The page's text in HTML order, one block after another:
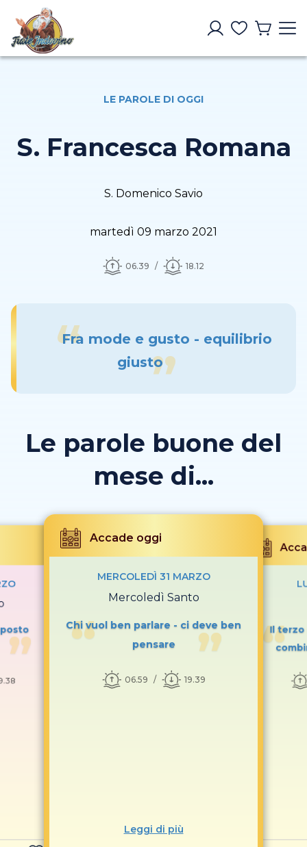
LE PAROLE DI OGGI
S. Francesca Romana
S. Domenico Savio
martedì 09 marzo 2021
06.39 18.12
Fra mode e gusto - equilibrio
giusto
Le parole buone del
mese di...
Accade oggi
MERCOLEDÌ 31 MARZO
Mercoledì Santo
Chi vuol ben parlare - ci deve ben
pensare
06.59 19.39
Leggi di più
Il terzo